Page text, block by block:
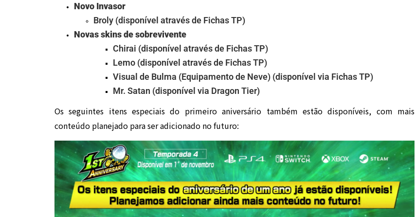
Novo Invasor
Broly (disponível através de Fichas TP)
Novas skins de sobrevivente
Chirai (disponível através de Fichas TP)
Lemo (disponível através de FichasTP)
Visual de Bulma (Equipamento de Neve) (disponível via FichasTP)
Mr. Satan (disponível via Dragon Tier)
Os seguintes itens especiais do primeiro aniversário também estão disponíveis, com mais
conteúdo planejado para ser adicionado no futuro: